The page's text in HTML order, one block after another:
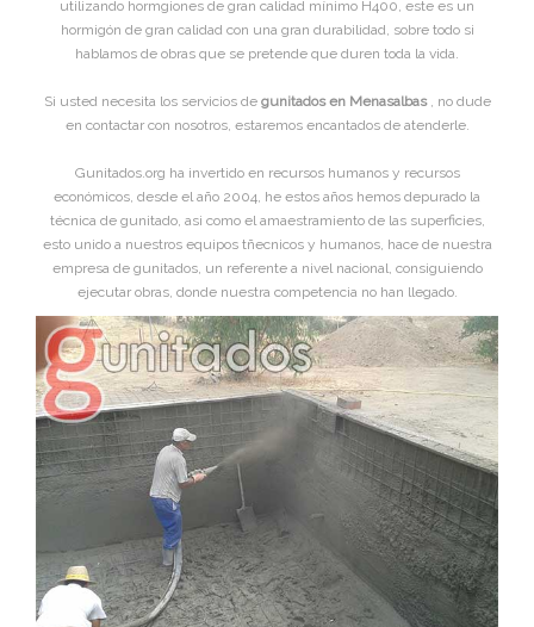
utilizando hormgiones de gran calidad mínimo H400, este es un
hormigón de gran calidad con una gran durabilidad, sobre todo si
hablamos de obras que se pretende que duren toda la vida.
Si usted necesita los servicios de gunitados en Menasalbas , no dude
en contactar con nosotros, estaremos encantados de atenderle.
Gunitados.org ha invertido en recursos humanos y recursos
económicos, desde el año 2004, he estos años hemos depurado la
técnica de gunitado, asi como el amaestramiento de las superficies,
esto unido a nuestros equipos tñecnicos y humanos, hace de nuestra
empresa de gunitados, un referente a nivel nacional, consiguiendo
ejecutar obras, donde nuestra competencia no han llegado.